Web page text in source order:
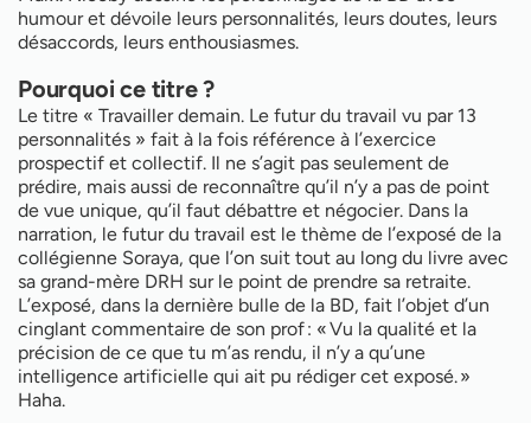
humour et dévoile leurs personnalités, leurs doutes, leurs
désaccords, leurs enthousiasmes.
Pourquoi ce titre ?
Le titre « Travailler demain. Le futur du travail vu par 13
personnalités » fait à la fois référence à l’exercice
prospectif et collectif. Il ne s’agit pas seulement de
prédire, mais aussi de reconnaître qu’il n’y a pas de point
de vue unique, qu’il faut débattre et négocier. Dans la
narration, le futur du travail est le thème de l’exposé de la
collégienne Soraya, que l’on suit tout au long du livre avec
sa grand-mère DRH sur le point de prendre sa retraite.
L’exposé, dans la dernière bulle de la BD, fait l’objet d’un
cinglant commentaire de son prof : « Vu la qualité et la
précision de ce que tu m’as rendu, il n’y a qu’une
intelligence artificielle qui ait pu rédiger cet exposé. »
Haha.